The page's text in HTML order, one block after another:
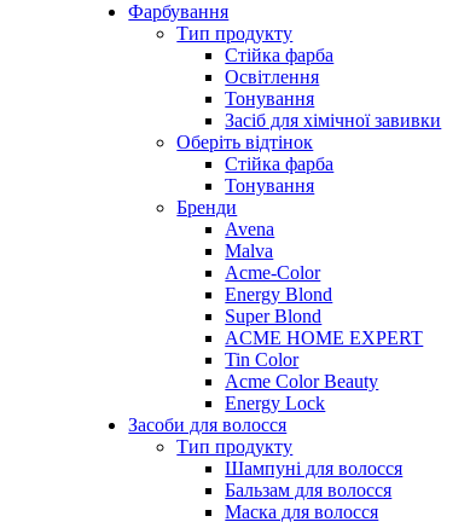
Фарбування
Тип продукту
Стійка фарба
Освітлення
Тонування
Засіб для хімічної завивки
Оберіть відтінок
Стійка фарба
Тонування
Бренди
Avena
Malva
Acme-Color
Energy Blond
Super Blond
ACME HOME EXPERT
Tin Color
Acme Color Beauty
Energy Lock
Засоби для волосся
Тип продукту
Шампуні для волосся
Бальзам для волосся
Маска для волосся